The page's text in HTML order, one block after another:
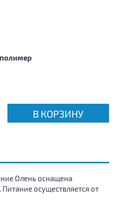
В КОРЗИНУ
Олень оснащена
осуществляется от